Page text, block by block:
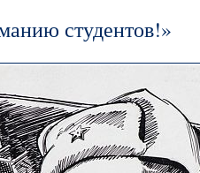
студентов!»